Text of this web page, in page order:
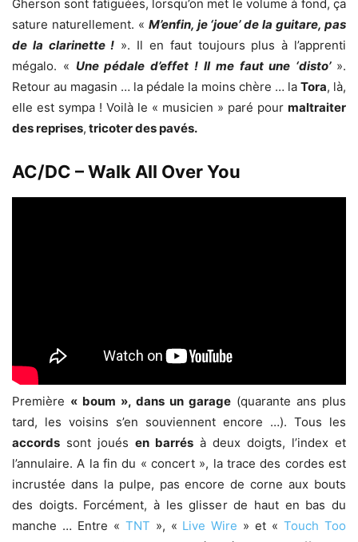
Gherson sont fatiguées, lorsqu’on met le volume à fond, ça
sature naturellement. « M’enfin, je ‘joue’ de la guitare, pas
de la clarinette ! ». Il en faut toujours plus à l’apprenti
mégalo. « Une pédale d’effet ! Il me faut une ‘disto’ ».
Retour au magasin … la pédale la moins chère … la Tora, là,
elle est sympa ! Voilà le « musicien » paré pour maltraiter
des reprises, tricoter des pavés.
AC/DC – Walk All Over You
Première « boum », dans un garage (quarante ans plus
tard, les voisins s’en souviennent encore …). Tous les
accords sont joués en barrés à deux doigts, l’index et
l’annulaire. A la fin du « concert », la trace des cordes est
incrustée dans la pulpe, pas encore de corne aux bouts
des doigts. Forcément, à les glisser de haut en bas du
manche … Entre « TNT », « Live Wire » et «Touch Too